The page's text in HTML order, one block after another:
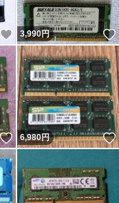
いいね！
3,990円
いいね！
6,980円